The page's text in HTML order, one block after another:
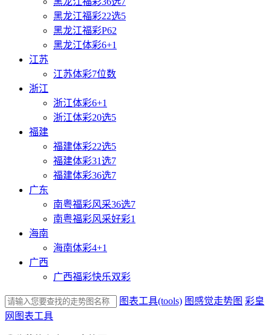
黑龙江福彩22选5
黑龙江福彩P62
黑龙江体彩6+1
江苏
江苏体彩7位数
浙江
浙江体彩6+1
浙江体彩20选5
福建
福建体彩22选5
福建体彩31选7
福建体彩36选7
广东
南粤福彩风采36选7
南粤福彩风采好彩1
海南
海南体彩4+1
广西
广西福彩快乐双彩
图表工具(tools) 图感觉走势图 彩皇
网图表工具